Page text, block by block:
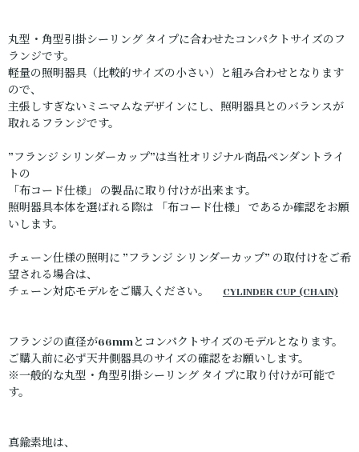
丸型・角型引掛シーリング タイプに合わせたコンパクトサイズのフ
ランジです。
軽量の照明器具（比較的サイズの小さい）と組み合わせとなります
ので、
主張しすぎないミニマムなデザインにし、照明器具とのバランスが
取れるフランジです。
”フランジ シリンダーカップ”は当社オリジナル商品ペンダントライ
トの
「布コード仕様」 の製品に取り付けが出来ます。
照明器具本体を選ばれる際は 「布コード仕様」 であるか確認をお願
いします。
チェーン仕様の照明に ”フランジ シリンダーカップ” の取付けをご希
望される場合は、
チェーン対応モデルをご購入ください。 CYLINDER CUP (CHAIN)
フランジの直径が66mmとコンパクトサイズのモデルとなります。
ご購入前に必ず天井側器具のサイズの確認をお願いします。
※一般的な丸型・角型引掛シーリング タイプに取り付けが可能で
す。
真鍮素地は、